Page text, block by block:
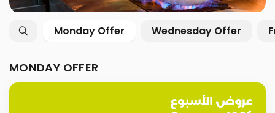
Monday Offer Wednesday Offer
MONDAY OFFER